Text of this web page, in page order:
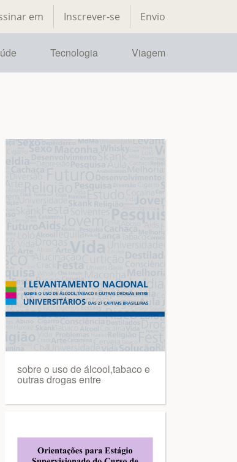
em Inscrever-se Envio
Tecnologia Viagem
sobre o uso de álcool,tabaco e
outras drogas entre